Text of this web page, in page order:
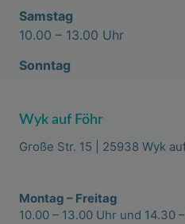
Samstag
10.00 – 13.00 Uhr
Wyk auf Föhr
Große Str. 15 | 25938 Wyk
Montag – Freitag
10.00 – 13.00 Uhr und 14.30